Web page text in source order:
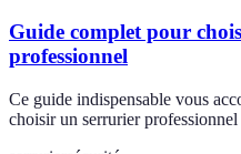
Guide complet pour
professionnel
Ce guide indispensable vous
choisir un serrurier